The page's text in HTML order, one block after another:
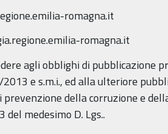
romagna.it
romagna.it
agli obblighi di pubblicazione
2013 e s.m.i., ed alla ulteriore
prevenzione della corruzione e
del medesimo D. Lgs..